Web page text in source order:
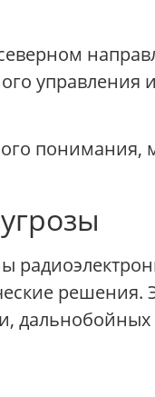
управления
понимания,
решения.
дальнобойных